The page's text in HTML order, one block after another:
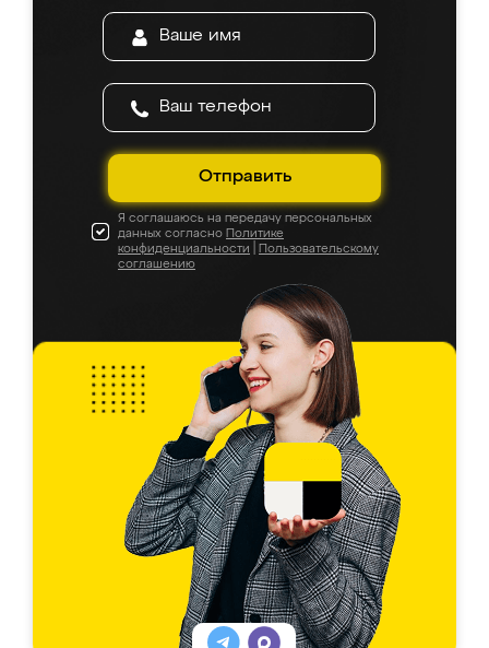
Отправить
Я соглашаюсь на передачу персональных
данных согласно Политике
конфиденциальности
Пользовательскому
соглашению